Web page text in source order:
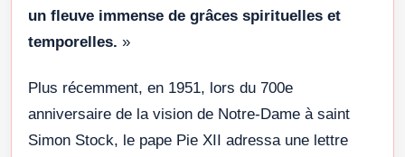
un fleuve immense de grâces spirituelles et
temporelles. »
Plus récemment, en 1951, lors du 700e
anniversaire de la vision de Notre-Dame à saint
Simon Stock, le pape Pie XII adressa une lettre